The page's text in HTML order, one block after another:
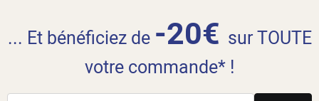
... Et bénéficiez de -20€ sur TOUTE
votre commande* !